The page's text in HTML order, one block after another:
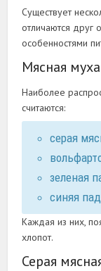
Существует
отличаются друг
особенностями
Мясная муха
Наиболее
считаются:
серая
зеленая
синяя
Каждая из них,
хлопот.
Серая